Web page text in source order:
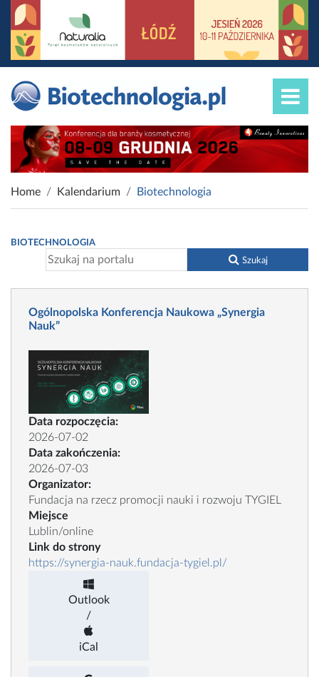
Home Kalendarium Biotechnologia
BIOTECHNOLOGIA
Szukaj
Ogólnopolska Konferencja Naukowa „Synergia
Nauk”
Data rozpoczęcia:
2026-07-02
Data zakończenia:
2026-07-03
Organizator:
Fundacja na rzecz promocji nauki i rozwoju TYGIEL
Miejsce
Lublin/online
Link do strony
https://synergia-nauk.fundacja-tygiel.pl/
Outlook
/
iCal